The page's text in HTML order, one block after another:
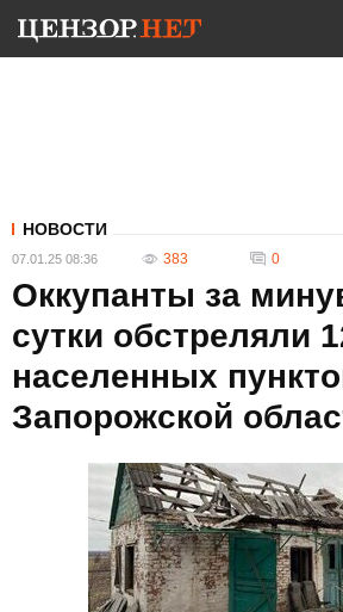
НОВОСТИ
07.01.25 08:36 383 0
Оккупанты за
сутки обстреляли
населенных
Запорожской